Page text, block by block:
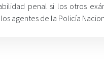
penal si los otros
agentes de la Policía